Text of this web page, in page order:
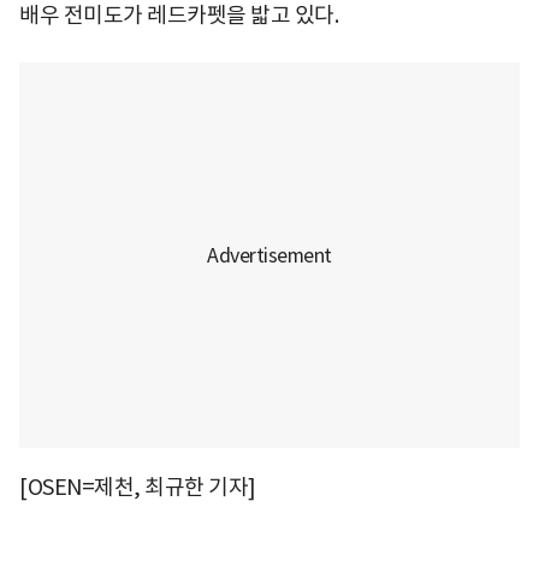
배우 전미도가 레드카펫을 밟고 있다.
[OSEN=제천, 최규한 기자]